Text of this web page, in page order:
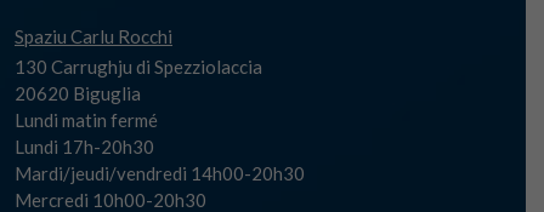
Spaziu Carlu Rocchi
130 Carrughju di Spezziolaccia
20620 Biguglia
Lundi matin fermé
Lundi 17h-20h30
Mardi/jeudi/vendredi 14h00-20h30
Mercredi 10h00-20h30